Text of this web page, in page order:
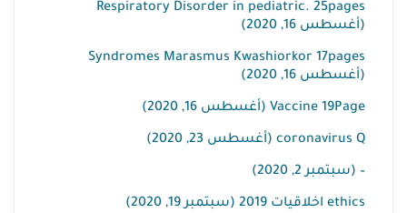
Respiratory Disorder in pediatric. 25pages
(أغسطس 16, 2020)
Syndromes Marasmus Kwashiorkor 17pages
(أغسطس 16, 2020)
Vaccine 19Page (أغسطس 16, 2020)
coronavirus Q (أغسطس 23, 2020)
– (سبتمبر 2, 2020)
ethics اخلاقيات 2019 (سبتمبر 19, 2020)